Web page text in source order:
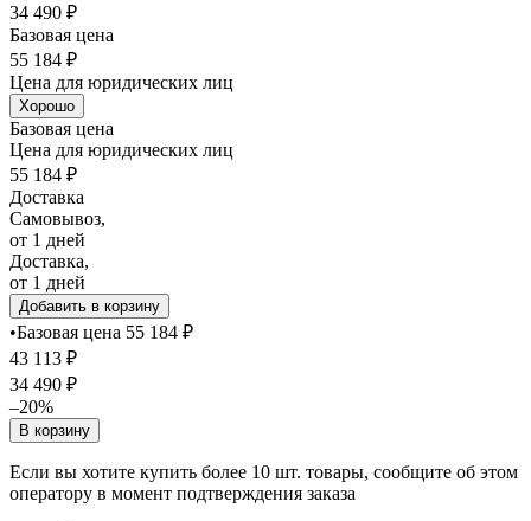
34 490 ₽
Базовая цена
55 184 ₽
Цена для юридических лиц
Хорошо
Базовая цена
Цена для юридических лиц
55 184 ₽
Доставка
Самовывоз,
от 1 дней
Доставка,
от 1 дней
Добавить в корзину
•Базовая цена 55 184 ₽
43 113 ₽
34 490 ₽
–20%
В корзину
Если вы хотите купить более 10 шт. товары, сообщите об этом
оператору в момент подтверждения заказа